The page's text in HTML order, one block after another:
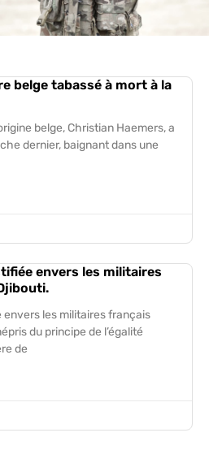
belge tabassé à mort à la
belge, Christian Haemers, a
dernier, baignant dans une
envers les militaires
les militaires français
du principe de l’égalité
de